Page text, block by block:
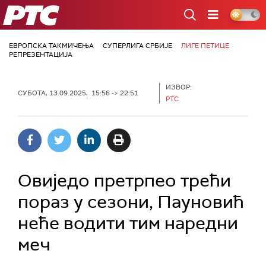
РТС
ЕВРОПСКА ТАКМИЧЕЊА СУПЕРЛИГА СРБИЈЕ
ЛИГЕ ПЕТИЦЕ
РЕПРЕЗЕНТАЦИЈА
СУБОТА, 13.09.2025, 15:56 -> 22:51
ИЗВОР:
РТС
Овиједо претрпео трећи
пораз у сезони, Пауновић
неће водити тим наредни
меч